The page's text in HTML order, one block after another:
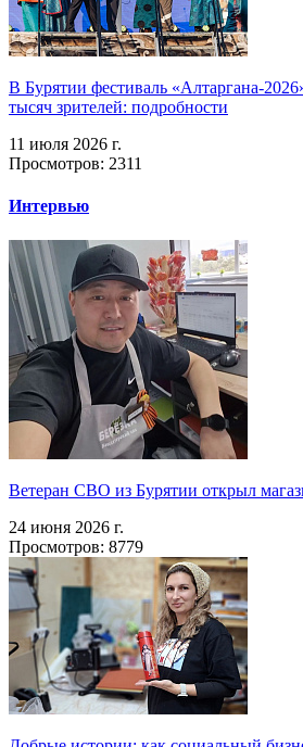
В Бурятии фестиваль «Алтаргана-
тысяч зрителей: подробности
11 июля 2026 г.
Просмотров: 2311
Интервью
Ветеран СВО из Бурятии открыл
24 июня 2026 г.
Просмотров: 8779